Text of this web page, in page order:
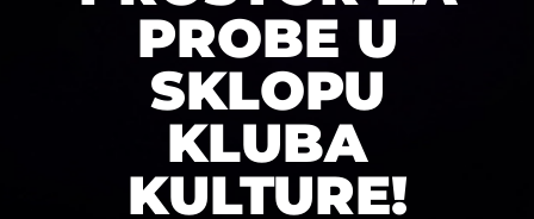
PROBE U
SKLOPU
KLUBA
KULTURE!